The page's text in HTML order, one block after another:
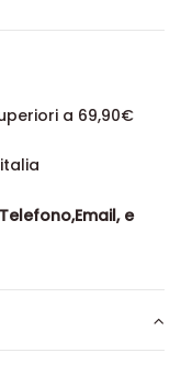
a 69,90€
Telefono,Email, e